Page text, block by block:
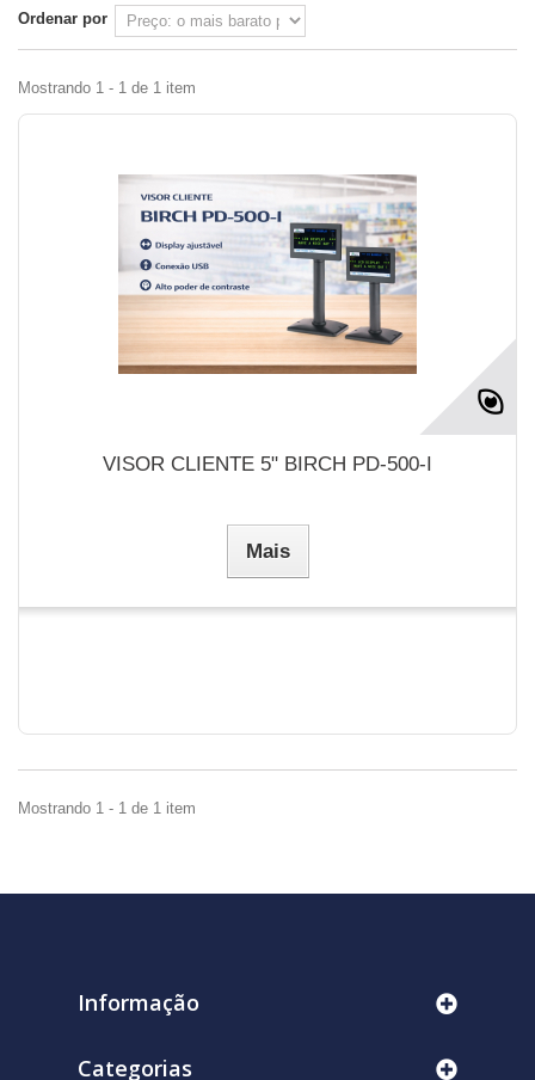
Ordenar por
Mostrando 1 - 1 de 1 item
VISOR CLIENTE 5" BIRCH PD-500-I
Mais
Mostrando 1 - 1 de 1 item
Informação
Categorias